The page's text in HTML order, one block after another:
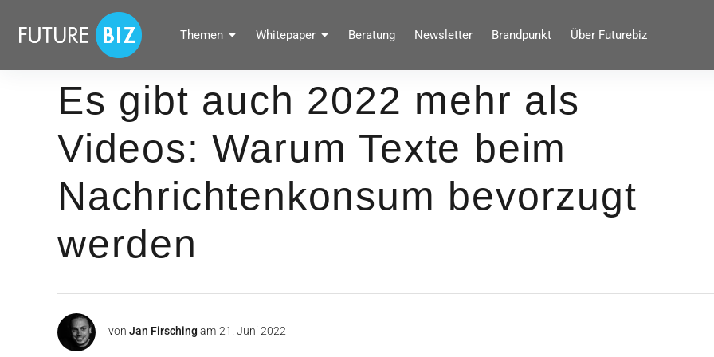
überspringen
FUTUREBIZ
Social Media Marketing Blog für Unternehmen by BRANDPUNKT
Themen Whitepaper Beratung Newsletter Brandpunkt Über Futurebiz
Es gibt auch 2022 mehr als
Videos: Warum Texte beim
Nachrichtenkonsum bevorzugt
werden
von Jan Firsching am 21. Juni 2022